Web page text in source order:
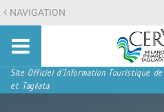
Aller
au
contenu.
Aller
à
NAVIGATION
Sito
turistico
ufficiale
Navigation
Site Officiel d'Information Touristique de
et Tagliata
menu